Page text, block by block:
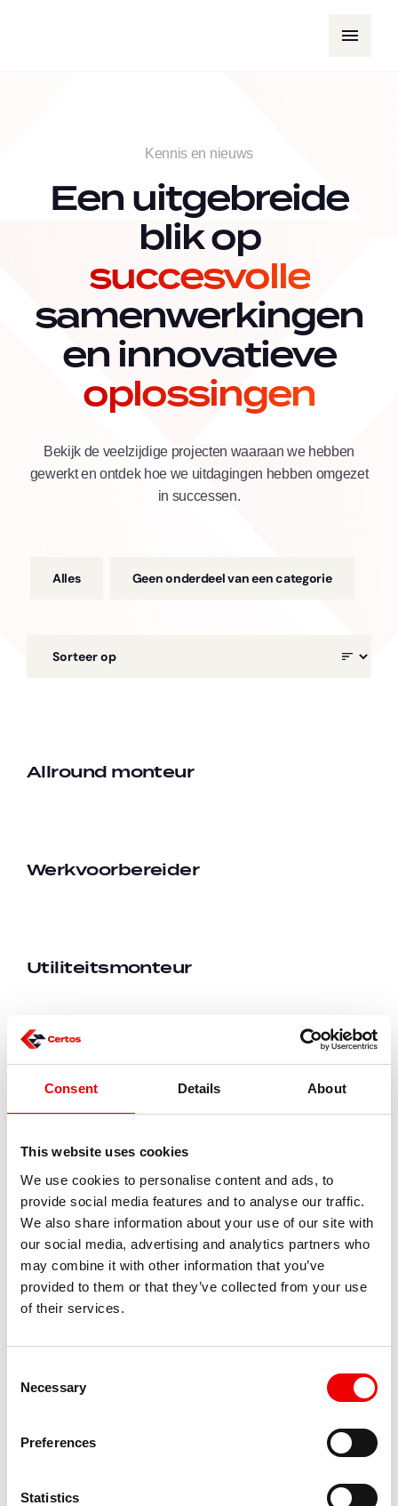
Consent Details About
This website uses cookies
We use cookies to personalise content and ads, to
provide social media features and to analyse our traffic.
We also share information about your use of our site with
our social media, advertising and analytics partners who
may combine it with other information that you’ve
provided to them or that they’ve collected from your use
of their services.
Selection
Necessary
Preferences
Statistics
Kennis en nieuws
Een uitgebreide
blik op
succesvolle
samenwerkingen
en innovatieve
oplossingen
Bekijk de veelzijdige projecten waaraan we hebben
gewerkt en ontdek hoe we uitdagingen hebben omgezet
in successen.
Alles Geen onderdeel van een categorie
Allround monteur
Werkvoorbereider
Utiliteitsmonteur
Mechatronica Monteur 2-Ploegen
Storingsmonteur – regio Eindhoven